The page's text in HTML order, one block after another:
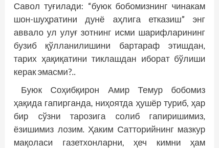
Савол туғилади: “буюк бобомизнинг чинакам
шон-шуҳратини дунё аҳлига етказиш” энг
аввало ул улуғ зотнинг исми шарифларининг
бузиб қўлланилишини бартараф этишдан,
тарих ҳақиқатини тиклашдан иборат бўлиши
керак эмасми?..
Буюк Соҳибқирон Амир Темур бобомиз
ҳақида гапирганда, ниҳоятда ҳушёр туриб, ҳар
бир сўзни тарозига солиб гапиришимиз,
ёзишимиз лозим. Ҳаким Сатторийнинг мазкур
мақоласи газетхонларни, ҳеч кимни ҳам